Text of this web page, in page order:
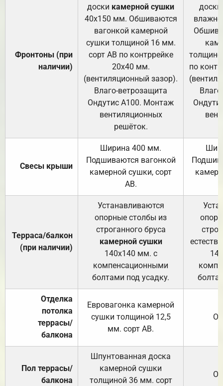
Фронтоны (при
наличии)
доски камерной сушки
40х150 мм. Обшиваются
вагонкой камерной
сушки толщиной 16 мм.
сорт АВ по контррейке
20х40 мм.
(вентиляционный зазор).
Влаго-ветрозащита
Ондутис А100. Монтаж
вентиляционных
решёток.
доски
по
Свесы крыши
Ширина 400 мм.
Подшиваются вагонкой
камерной сушки, сорт
АВ.
Терраса/балкон
(при наличии)
Устанавливаются
опорные столбы из
строганного бруса
камерной сушки
140х140 мм. с
компенсационными
болтами под усадку.
Отделка
потолка
террасы/
балкона
Евровагонка камерной
сушки толщиной 12,5
мм. сорт АВ.
Пол террасы/
балкона
Шпунтованная доска
камерной сушки
толщиной 36 мм. сорт